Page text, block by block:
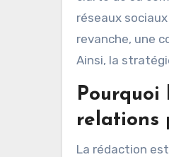
réseaux
revanche, une
Ainsi, la
relations
La rédaction